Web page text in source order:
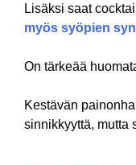
Lisäksi saat
myös syöpien
On tärkeää
Kestävän
sinnikkyyttä, mutta